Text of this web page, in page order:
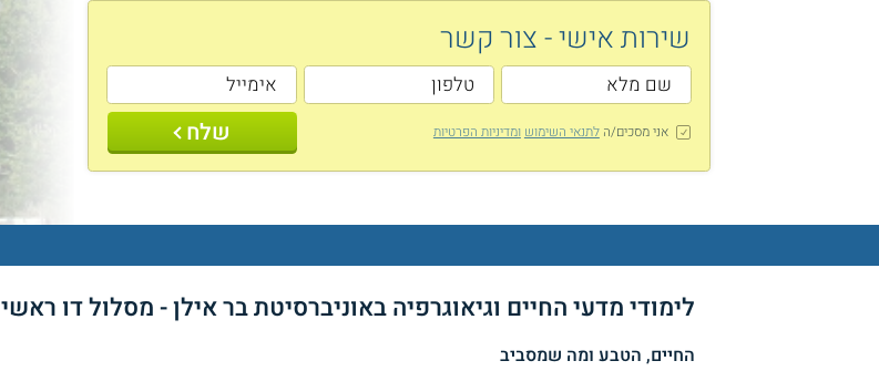
שירות אישי - צור קשר
אני מסכים/הלתנאי השימוש ומדיניות הפרטיות שלח
לימודי מדעי החיים וגיאוגרפיה באוניברסיטת בר אילן - מסלול דו ראשי
החיים, הטבע ומה שמסביב